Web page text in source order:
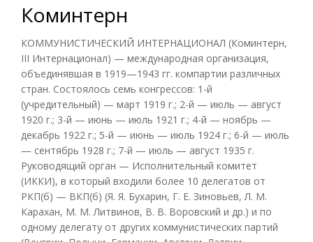
Коминтерн
КОММУНИСТИЧЕСКИЙ ИНТЕРНАЦИОНАЛ (Коминтерн,
III Интернационал) — международная организация,
объединявшая в 1919—1943 гг. компартии различных
стран. Состоялось семь конгрессов: 1-й
(учредительный) — март 1919 г.; 2-й — июль — август
1920 г.; 3-й — июнь — июль 1921 г.; 4-й — ноябрь —
декабрь 1922 г.; 5-й — июнь — июль 1924 г.; 6-й — июль
— сентябрь 1928 г.; 7-й — июль — август 1935 г.
Руководящий орган — Исполнительный комитет
(ИККИ), в который входили более 10 делегатов от
РКП(б) — ВКП(б) (Я. Я. Бухарин, Г. Е. Зиновьев, Л. М.
Карахан, М. М. Литвинов, В. В. Воровский и др.) и по
одному делегату от других коммунистических партий